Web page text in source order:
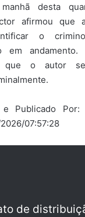
desta
afirmou que
o
em
que o autor
Publicado Por:
07:57:28
de